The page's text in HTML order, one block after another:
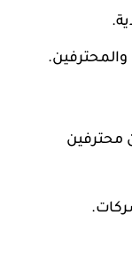
محترفين